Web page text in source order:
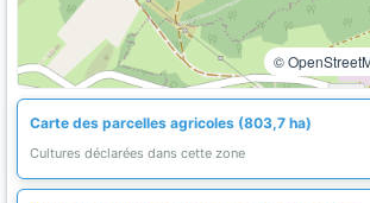
©
Carte des parcelles agricoles (803,7 ha)
Cultures déclarées dans cette zone